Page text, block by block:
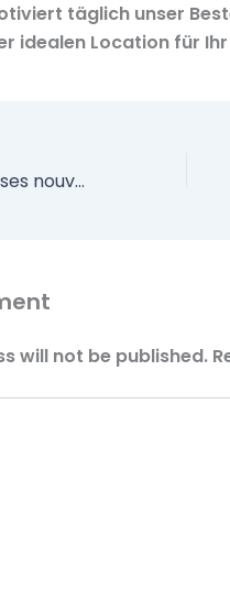
täglich unser
idealen Location für Ihr
Betify Casino présente ses nouvelles bornes de réalité virtuelle
will not be published.